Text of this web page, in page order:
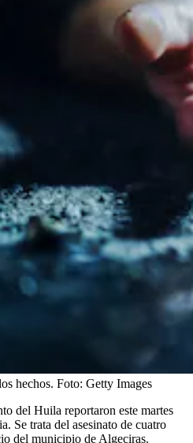
hechos. Foto: Getty Images
del Huila reportaron este martes
Se trata del asesinato de cuatro
del municipio de Algeciras.